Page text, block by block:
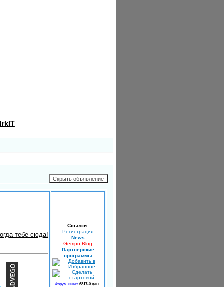
IrkIT
тебе сюда!
Ссылки:
Регистрация
News
Gempo Blog
Партнерские
программы
Форум живет 6817-й день.